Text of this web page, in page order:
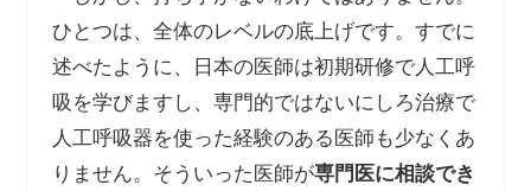
ひとつは、全体のレベルの底上げです。すでに
述べたように、日本の医師は初期研修で人工呼
吸を学びますし、専門的ではないにしろ治療で
人工呼吸器を使った経験のある医師も少なくあ
りません。そういった医師が専門医に相談でき